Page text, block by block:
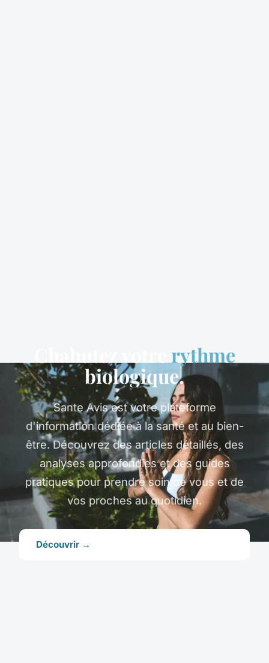
rythme
biologique.
Sante Avis est votre plateforme
d'information dédiée à la santé et au bien-
être. Découvrez des articles détaillés, des
analyses approfondies et des guides
pratiques pour prendre soin de vous et de
vos proches au quotidien.
Découvrir →